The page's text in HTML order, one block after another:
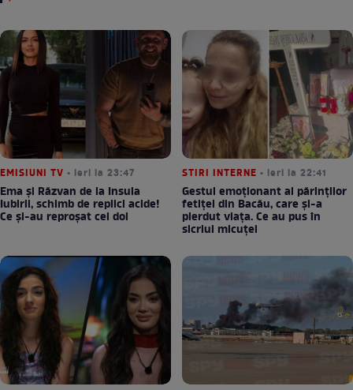
EMISIUNI TV • ieri la 23:47
Ema și Răzvan de la Insula
Iubirii, schimb de replici acide!
Ce și-au reproșat cei doi
STIRI INTERNE • ieri la 22:41
Gestul emoționant al părinților
fetiței din Bacău, care și-a
pierdut viața. Ce au pus în
sicriul micuței